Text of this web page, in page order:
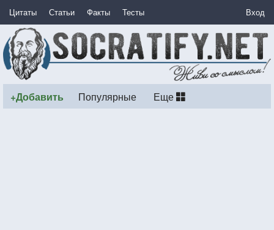
Цитаты Статьи Факты Тесты Вход
+Добавить Популярные Еще